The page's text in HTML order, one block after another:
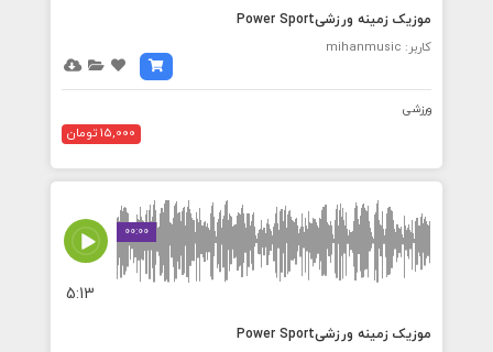
موزیک زمینه ورزشیPower Sport
کاربر: mihanmusic
ورزشی
15,000 تومان
00:00
5:13
موزیک زمینه ورزشیPower Sport